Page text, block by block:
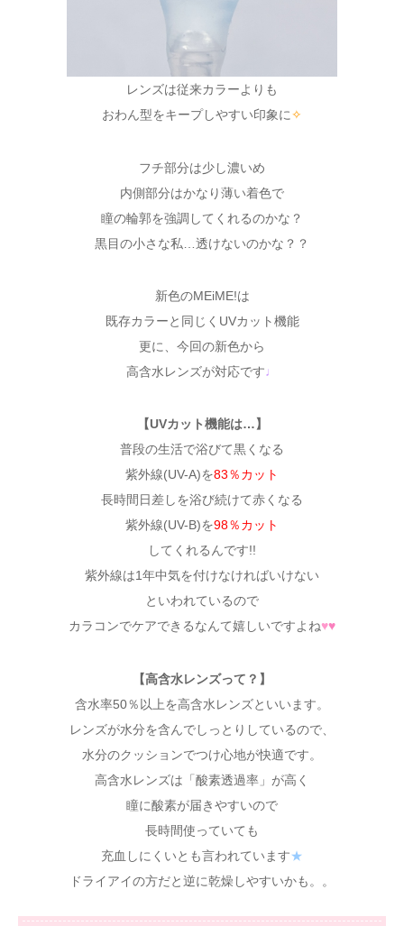
レンズは従来カラーよりも
おわん型をキープしやすい印象に✧
フチ部分は少し濃いめ
内側部分はかなり薄い着色で
瞳の輪郭を強調してくれるのかな？
黒目の小さな私…透けないのかな？？
新色のMEiME!は
既存カラーと同じくUVカット機能
更に、今回の新色から
高含水レンズが対応です♩
【UVカット機能は…】
普段の生活で浴びて黒くなる
紫外線(UV-A)を83％カット
長時間日差しを浴び続けて赤くなる
紫外線(UV-B)を98％カット
してくれるんです!!
紫外線は1年中気を付けなければいけない
といわれているので
カラコンでケアできるなんて嬉しいですよね♥♥
【高含水レンズって？】
含水率50％以上を高含水レンズといいます。
レンズが水分を含んでしっとりしているので、
水分のクッションでつけ心地が快適です。
高含水レンズは「酸素透過率」が高く
瞳に酸素が届きやすいので
長時間使っていても
充血しにくいとも言われています★
ドライアイの方だと逆に乾燥しやすいかも。。